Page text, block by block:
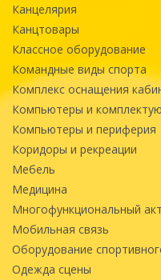
Канцелярия
Канцтовары
Классное оборудование
Командные виды спорта
Комплекс оснащения
Компьютеры и
Компьютеры и периферия
Коридоры и рекреации
Мебель
Медицина
Многофункциональный
Мобильная связь
Оборудование
Одежда сцены